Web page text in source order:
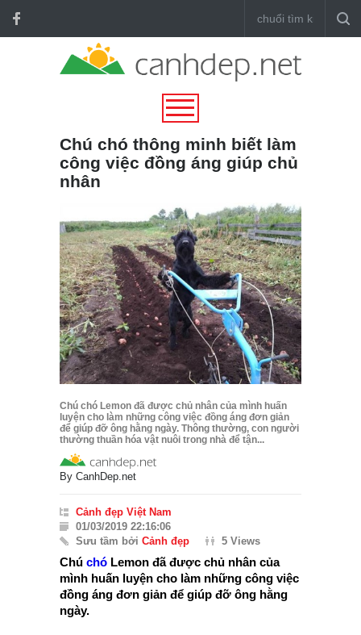
Chú chó thông minh biết làm
công việc đồng áng giúp chủ
nhân
Chú chó Lemon đã được chủ nhân của mình huấn
luyện cho làm những công việc đồng áng đơn giản
để giúp đỡ ông hằng ngày. Thông thường, con người
thường thuần hóa vật nuôi trong nhà để tận...
By CanhDep.net
Cảnh đẹp Việt Nam
01/03/2019 22:16:06
Sưu tầm bởi Cảnh đẹp 5 Views
Chú chó Lemon đã được chủ nhân của
mình huấn luyện cho làm những công việc
đồng áng đơn giản để giúp đỡ ông hằng
ngày.